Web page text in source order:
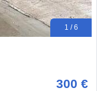
1 / 6
300 €